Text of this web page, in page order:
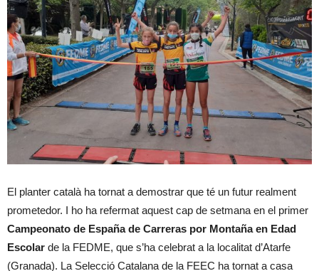
El planter català ha tornat a demostrar que té un futur realment
prometedor. I ho ha refermat aquest cap de setmana en el primer
Campeonato de España de Carreras por Montaña en Edad
Escolar de la FEDME, que s’ha celebrat a la localitat d’Atarfe
(Granada). La Selecció Catalana de la FEEC ha tornat a casa